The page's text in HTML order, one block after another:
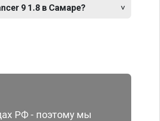
9 1.8 в Самаре?
РФ - поэтому мы